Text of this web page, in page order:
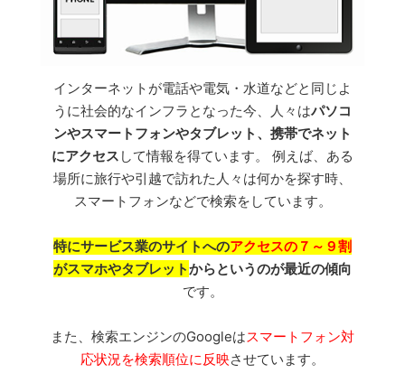
インターネットが電話や電気・水道などと同じよ
うに社会的なインフラとなった今、人々はパソコ
ンやスマートフォンやタブレット、携帯でネット
にアクセス して情報を得ています。 例えば、ある
場所に旅行や引越で訪れた人々は何かを探す時、
スマートフォンなどで検索をしています。
特にサービス業のサイトへのアクセスの７～９割
がスマホやタブレットからというのが最近の傾向
です。
また、検索エンジンのGoogleはスマートフォン対
応状況を検索順位に反映させています。